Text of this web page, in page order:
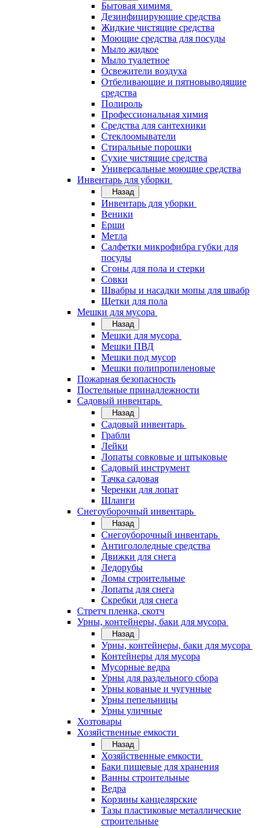
Бытовая химимя
Дезинфицирующие средства
Жидкие чистящие средства
Моющие средства для посуды
Мыло жидкое
Мыло туалетное
Освежители воздуха
Отбеливающие и пятновыводящие
средства
Полироль
Профессиональная химия
Средства для сантехники
Стеклоомыватели
Стиральные порошки
Сухие чистящие средства
Универсальные моющие средства
Инвентарь для уборки
Назад
Инвентарь для уборки
Веники
Ерши
Метла
Салфетки микрофибра губки для
посуды
Сгоны для пола и стерки
Совки
Швабры и насадки мопы для швабр
Щетки для пола
Мешки для мусора
Назад
Мешки для мусора
Мешки ПВД
Мешки под мусор
Мешки полипропиленовые
Пожарная безопасность
Постельные принадлежности
Садовый инвентарь
Назад
Садовый инвентарь
Грабли
Лейки
Лопаты совковые и штыковые
Садовый инструмент
Тачка садовая
Черенки для лопат
Шланги
Снегоуборочный инвентарь
Назад
Снегоуборочный инвентарь
Антигололедные средства
Движки для снега
Ледорубы
Ломы строительные
Лопаты для снега
Скребки для снега
Стретч пленка, скотч
Урны, контейнеры, баки для мусора
Назад
Урны, контейнеры, баки для мусора
Контейнеры для мусора
Мусорные ведра
Урны для раздельного сбора
Урны кованые и чугунные
Урны пепельницы
Урны уличные
Хозтовары
Хозяйственные емкости
Назад
Хозяйственные емкости
Баки пищевые для хранения
Ванны строительные
Ведра
Корзины канцелярские
Тазы пластиковые металлические
строительные